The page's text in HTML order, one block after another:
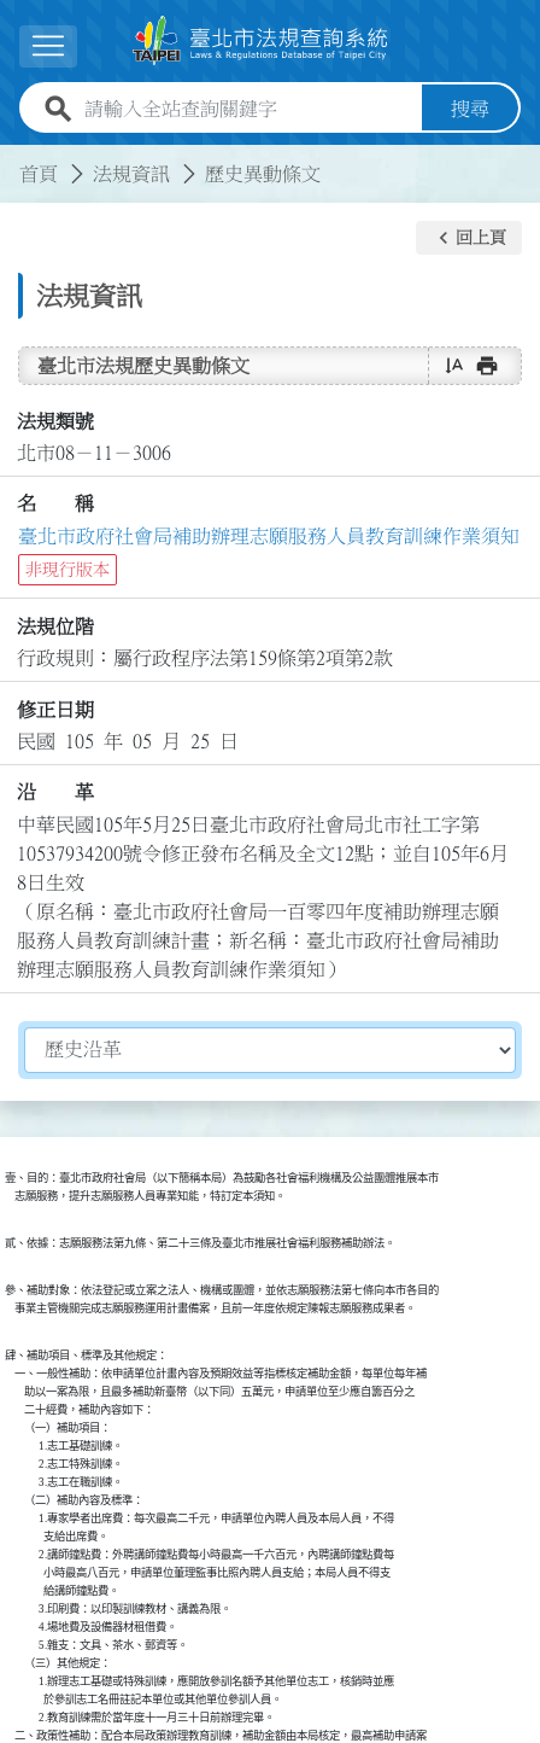
展開選單
全站查詢關鍵字欄位 搜尋
首頁 法規資訊 歷史異動條文
法規資訊
keyboard_arrow_left 回上頁
臺北市法規歷史異動條文 text_rotate_vertical print
法規類號
北市08－11－3006
名 稱
臺北市政府社會局補助辦理志願服務人員教育訓練作業須知
非現行版本
法規位階
行政規則：屬行政程序法第159條第2項第2款
修正日期
民國 105 年 05 月 25 日
沿 革
中華民國105年5月25日臺北市政府社會局北市社工字第
10537934200號令修正發布名稱及全文12點；並自105年6月
8日生效
（原名稱：臺北市政府社會局一百零四年度補助辦理志願
服務人員教育訓練計畫；新名稱：臺北市政府社會局補助
辦理志願服務人員教育訓練作業須知）
切換選擇法規資訊內容
壹、目的：臺北市政府社會局（以下簡稱本局）為鼓勵各社會福利機構及公益團體推展本市
    志願服務，提升志願服務人員專業知能，特訂定本須知。
貳、依據：志願服務法第九條、第二十三條及臺北市推展社會福利服務補助辦法。
參、補助對象：依法登記或立案之法人、機構或團體，並依志願服務法第七條向本市各目的
    事業主管機關完成志願服務運用計畫備案，且前一年度依規定陳報志願服務成果者。
肆、補助項目、標準及其他規定：
    一、一般性補助：依申請單位計畫內容及預期效益等指標核定補助金額，每單位每年補
        助以一案為限，且最多補助新臺幣（以下同）五萬元，申請單位至少應自籌百分之
        二十經費，補助內容如下：
        （一）補助項目：
              1.志工基礎訓練。
              2.志工特殊訓練。
              3.志工在職訓練。
        （二）補助內容及標準：
              1.專家學者出席費：每次最高二千元，申請單位內聘人員及本局人員，不得
                支給出席費。
              2.講師鐘點費：外聘講師鐘點費每小時最高一千六百元，內聘講師鐘點費每
                小時最高八百元，申請單位董理監事比照內聘人員支給；本局人員不得支
                給講師鐘點費。
              3.印刷費：以印製訓練教材、講義為限。
              4.場地費及設備器材租借費。
              5.雜支：文具、茶水、郵資等。
        （三）其他規定：
              1.辦理志工基礎或特殊訓練，應開放參訓名額予其他單位志工，核銷時並應
                於參訓志工名冊註記本單位或其他單位參訓人員。
              2.教育訓練需於當年度十一月三十日前辦理完畢。
    二、政策性補助：配合本局政策辦理教育訓練，補助金額由本局核定，最高補助申請案